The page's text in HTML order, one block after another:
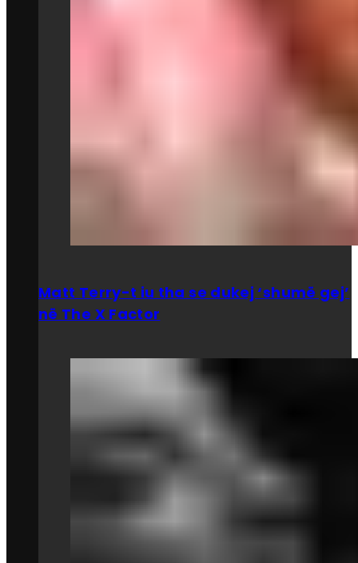
Matt Terry-t iu tha se dukej ‘shumë gej’
në The X Factor